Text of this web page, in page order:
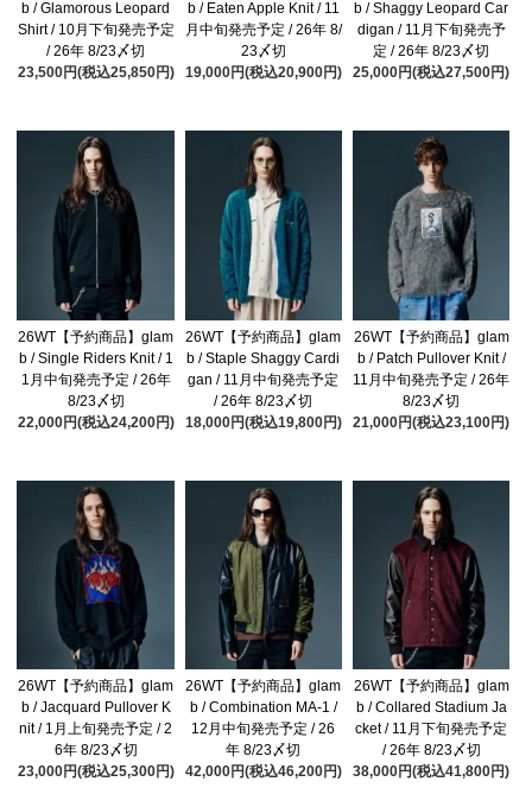
b / Glamorous Leopard
Shirt / 10月下旬発売予定
/ 26年 8/23〆切
23,500円(税込25,850円)
b / Eaten Apple Knit / 11
月中旬発売予定 / 26年 8/
23〆切
19,000円(税込20,900円)
b / Shaggy Leopard Car
digan / 11月下旬発売予
定 / 26年 8/23〆切
25,000円(税込27,500円)
26WT【予約商品】glam
b / Single Riders Knit / 1
1月中旬発売予定 / 26年
8/23〆切
22,000円(税込24,200円)
26WT【予約商品】glam
b / Staple Shaggy Cardi
gan / 11月中旬発売予定
/ 26年 8/23〆切
18,000円(税込19,800円)
26WT【予約商品】glam
b / Patch Pullover Knit /
11月中旬発売予定 / 26年
8/23〆切
21,000円(税込23,100円)
26WT【予約商品】glam
b / Jacquard Pullover K
nit / 1月上旬発売予定 / 2
6年 8/23〆切
23,000円(税込25,300円)
26WT【予約商品】glam
b / Combination MA-1 /
12月中旬発売予定 / 26
年 8/23〆切
42,000円(税込46,200円)
26WT【予約商品】glam
b / Collared Stadium Ja
cket / 11月下旬発売予定
/ 26年 8/23〆切
38,000円(税込41,800円)